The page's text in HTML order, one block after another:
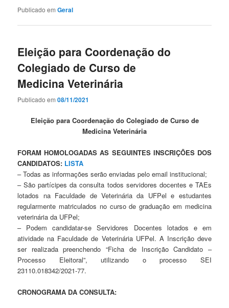
Publicado em Geral
Eleição para Coordenação do
Colegiado de Curso de
Medicina Veterinária
Publicado em08/11/2021
Eleição para Coordenação do Colegiado de Curso de
Medicina Veterinária
FORAM HOMOLOGADAS AS SEGUINTES INSCRIÇÕES DOS
CANDIDATOS: LISTA
– Todas as informações serão enviadas pelo email institucional;
– São partícipes da consulta todos servidores docentes e TAEs
lotados na Faculdade de Veterinária da UFPel e estudantes
regularmente matriculados no curso de graduação em medicina
veterinária da UFPel;
– Podem candidatar-se Servidores Docentes lotados e em
atividade na Faculdade de Veterinária UFPel. A Inscrição deve
ser realizada preenchendo “Ficha de Inscrição Candidato –
Processo Eleitoral”, utilizando o processo SEI
23110.018342/2021-77.
CRONOGRAMA DA CONSULTA: